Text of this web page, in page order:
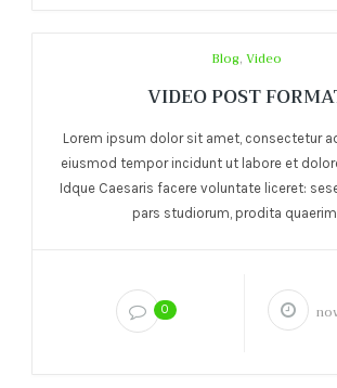
Blog, Video
VIDEO POST
Lorem ipsum dolor sit amet, consectetur
eiusmod tempor incidunt ut labore et
Idque Caesaris facere voluntate liceret:
pars studiorum, prodita
0